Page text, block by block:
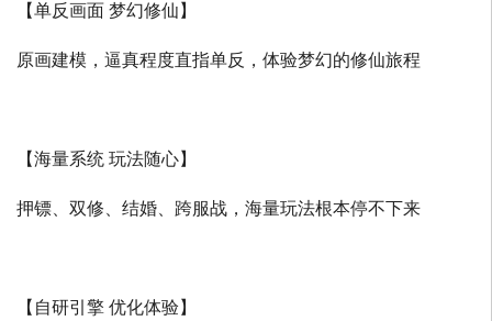
【单反画面 梦幻修仙】
原画建模，逼真程度直指单反，体验梦幻的修仙旅程
【海量系统 玩法随心】
押镖、双修、结婚、跨服战，海量玩法根本停不下来
【自研引擎 优化体验】